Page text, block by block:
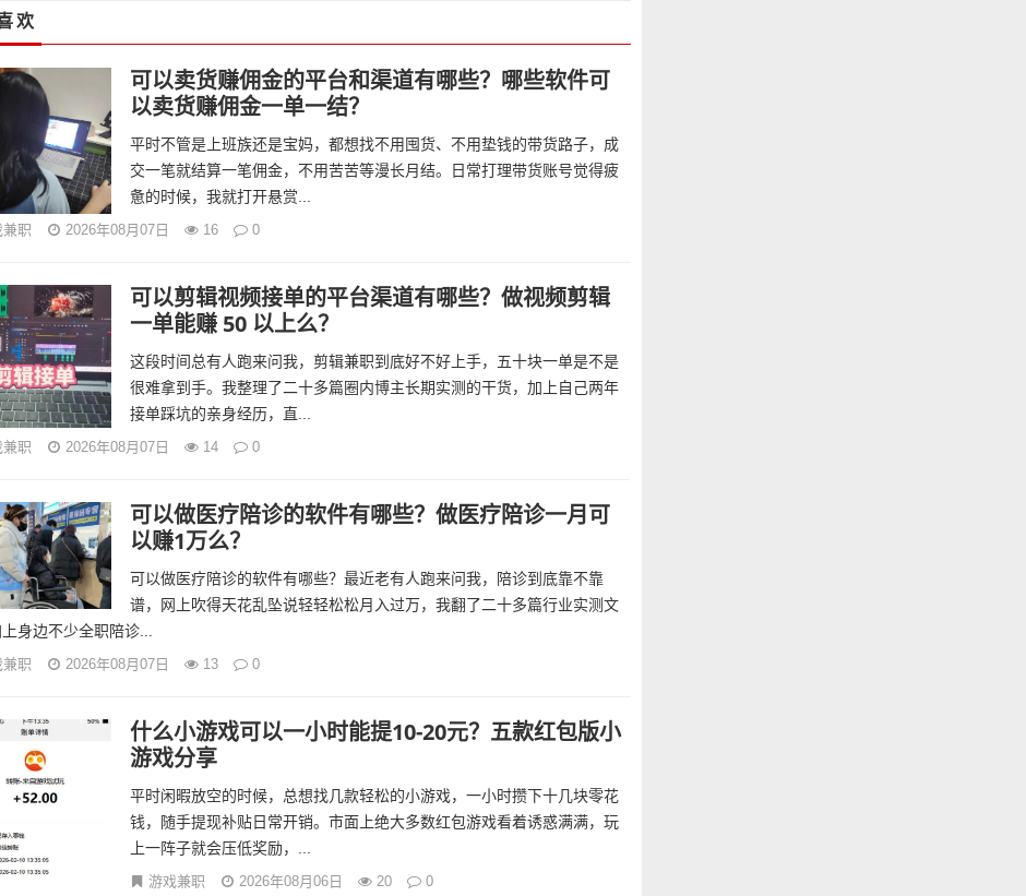
欢
可以卖货赚佣金的平台和渠道有哪些？哪些软件可
以卖货赚佣金一单一结？
平时不管是上班族还是宝妈，都想找不用囤货、不用垫钱的带货路子，成
交一笔就结算一笔佣金，不用苦苦等漫长月结。日常打理带货账号觉得疲
惫的时候，我就打开悬赏...
职 2026年08月07日 16 0
可以剪辑视频接单的平台渠道有哪些？做视频剪辑
一单能赚 50 以上么？
这段时间总有人跑来问我，剪辑兼职到底好不好上手，五十块一单是不是
很难拿到手。我整理了二十多篇圈内博主长期实测的干货，加上自己两年
接单踩坑的亲身经历，直...
职 2026年08月07日 14 0
可以做医疗陪诊的软件有哪些？做医疗陪诊一月可
以赚1万么？
可以做医疗陪诊的软件有哪些？最近老有人跑来问我，陪诊到底靠不靠
谱，网上吹得天花乱坠说轻轻松松月入过万，我翻了二十多篇行业实测文
身边不少全职陪诊...
职 2026年08月07日 13 0
什么小游戏可以一小时能提10-20元？五款红包版小
游戏分享
平时闲暇放空的时候，总想找几款轻松的小游戏，一小时攒下十几块零花
钱，随手提现补贴日常开销。市面上绝大多数红包游戏看着诱惑满满，玩
上一阵子就会压低奖励，...
游戏兼职 2026年08月06日 20 0